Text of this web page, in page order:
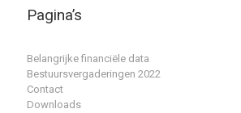
Pagina’s
Belangrijke financiële data
Bestuursvergaderingen 2022
Contact
Downloads